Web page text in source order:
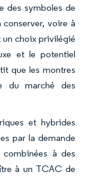
des symboles de
voire à
un choix privilégié
et le potentiel
que les montres
du marché des
et hybrides
par la demande
à des
à un TCAC de